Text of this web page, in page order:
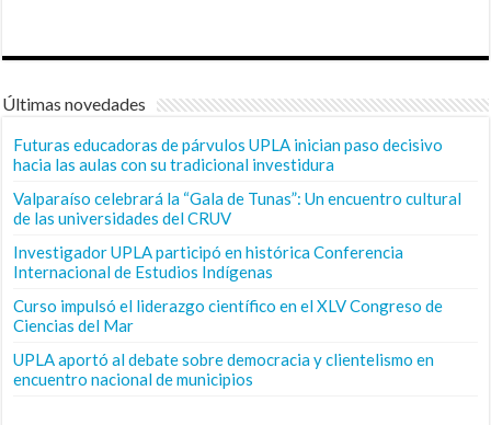
Últimas novedades
Futuras educadoras de párvulos UPLA inician paso decisivo
hacia las aulas con su tradicional investidura
Valparaíso celebrará la “Gala de Tunas”: Un encuentro cultural
de las universidades del CRUV
Investigador UPLA participó en histórica Conferencia
Internacional de Estudios Indígenas
Curso impulsó el liderazgo científico en el XLV Congreso de
Ciencias del Mar
UPLA aportó al debate sobre democracia y clientelismo en
encuentro nacional de municipios